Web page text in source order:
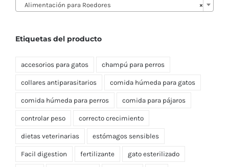
×
Alimentación para Roedores
Etiquetas del producto
accesorios para gatos champú para perros
collares antiparasitarios comida húmeda para gatos
comida húmeda para perros comida para pájaros
controlar peso correcto crecimiento
dietas veterinarias estómagos sensibles
Facil digestion fertilizante gato esterilizado